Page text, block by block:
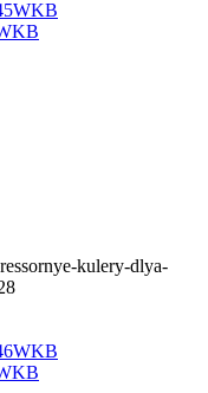
kulery-dlya-